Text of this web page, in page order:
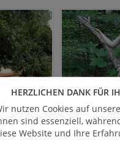
HERZLICHEN DANK FÜR
nutzen Cookies auf
sind essenziell,
Website und Ihre